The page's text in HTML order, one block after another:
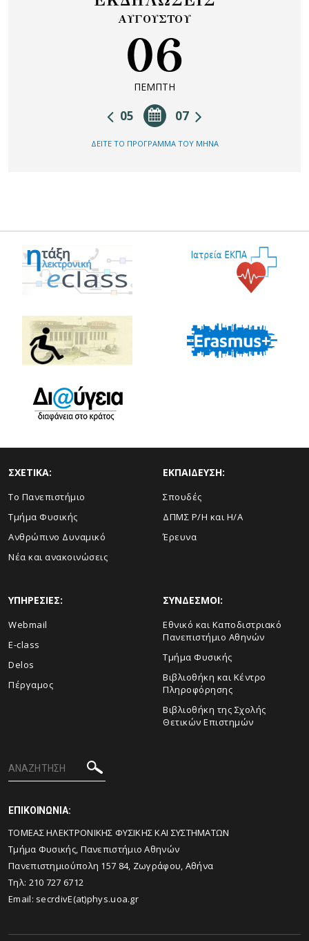
ΑΥΓΟΥΣΤΟΥ
06
ΠΕΜΠΤΗ
07
05
ΔΕΙΤΕ ΤΟ ΠΡΟΓΡΑΜΜΑ ΤΟΥ ΜΗΝΑ
ΣΧΕΤΙΚΑ:
Το Πανεπιστήμιο
Τμήμα Φυσικής
Ανθρώπινο Δυναμικό
Νέα και ανακοινώσεις
ΕΚΠΑΙΔΕΥΣΗ:
Σπουδές
ΔΠΜΣ Ρ/Η και Η/Α
Έρευνα
ΥΠΗΡΕΣΙΕΣ:
Webmail
E-class
Delos
Πέργαμος
ΣΥΝΔΕΣΜΟΙ:
Εθνικό και Καποδιστριακό
Πανεπιστήμιο Αθηνών
Τμήμα Φυσικής
Βιβλιοθήκη και Κέντρο
Πληροφόρησης
Βιβλιοθήκη της Σχολής
Θετικών Επιστημών
ΕΠΙΚΟΙΝΩΝΙΑ:
ΤΟΜΕΑΣ ΗΛΕΚΤΡΟΝΙΚΗΣ ΦΥΣΙΚΗΣ ΚΑΙ ΣΥΣΤΗΜΑΤΩΝ
Τμήμα Φυσικής, Πανεπιστήμιο Αθηνών
Πανεπιστημιούπολη 157 84, Ζωγράφου, Αθήνα
Τηλ: 210 727 6712
Email: secrdivΕ(at)phys.uoa.gr